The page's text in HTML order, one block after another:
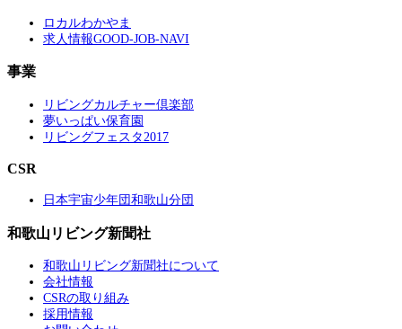
ロカルわかやま
求人情報GOOD-JOB-NAVI
事業
リビングカルチャー倶楽部
夢いっぱい保育園
リビングフェスタ2017
CSR
日本宇宙少年団和歌山分団
和歌山リビング新聞社
和歌山リビング新聞社について
会社情報
CSRの取り組み
採用情報